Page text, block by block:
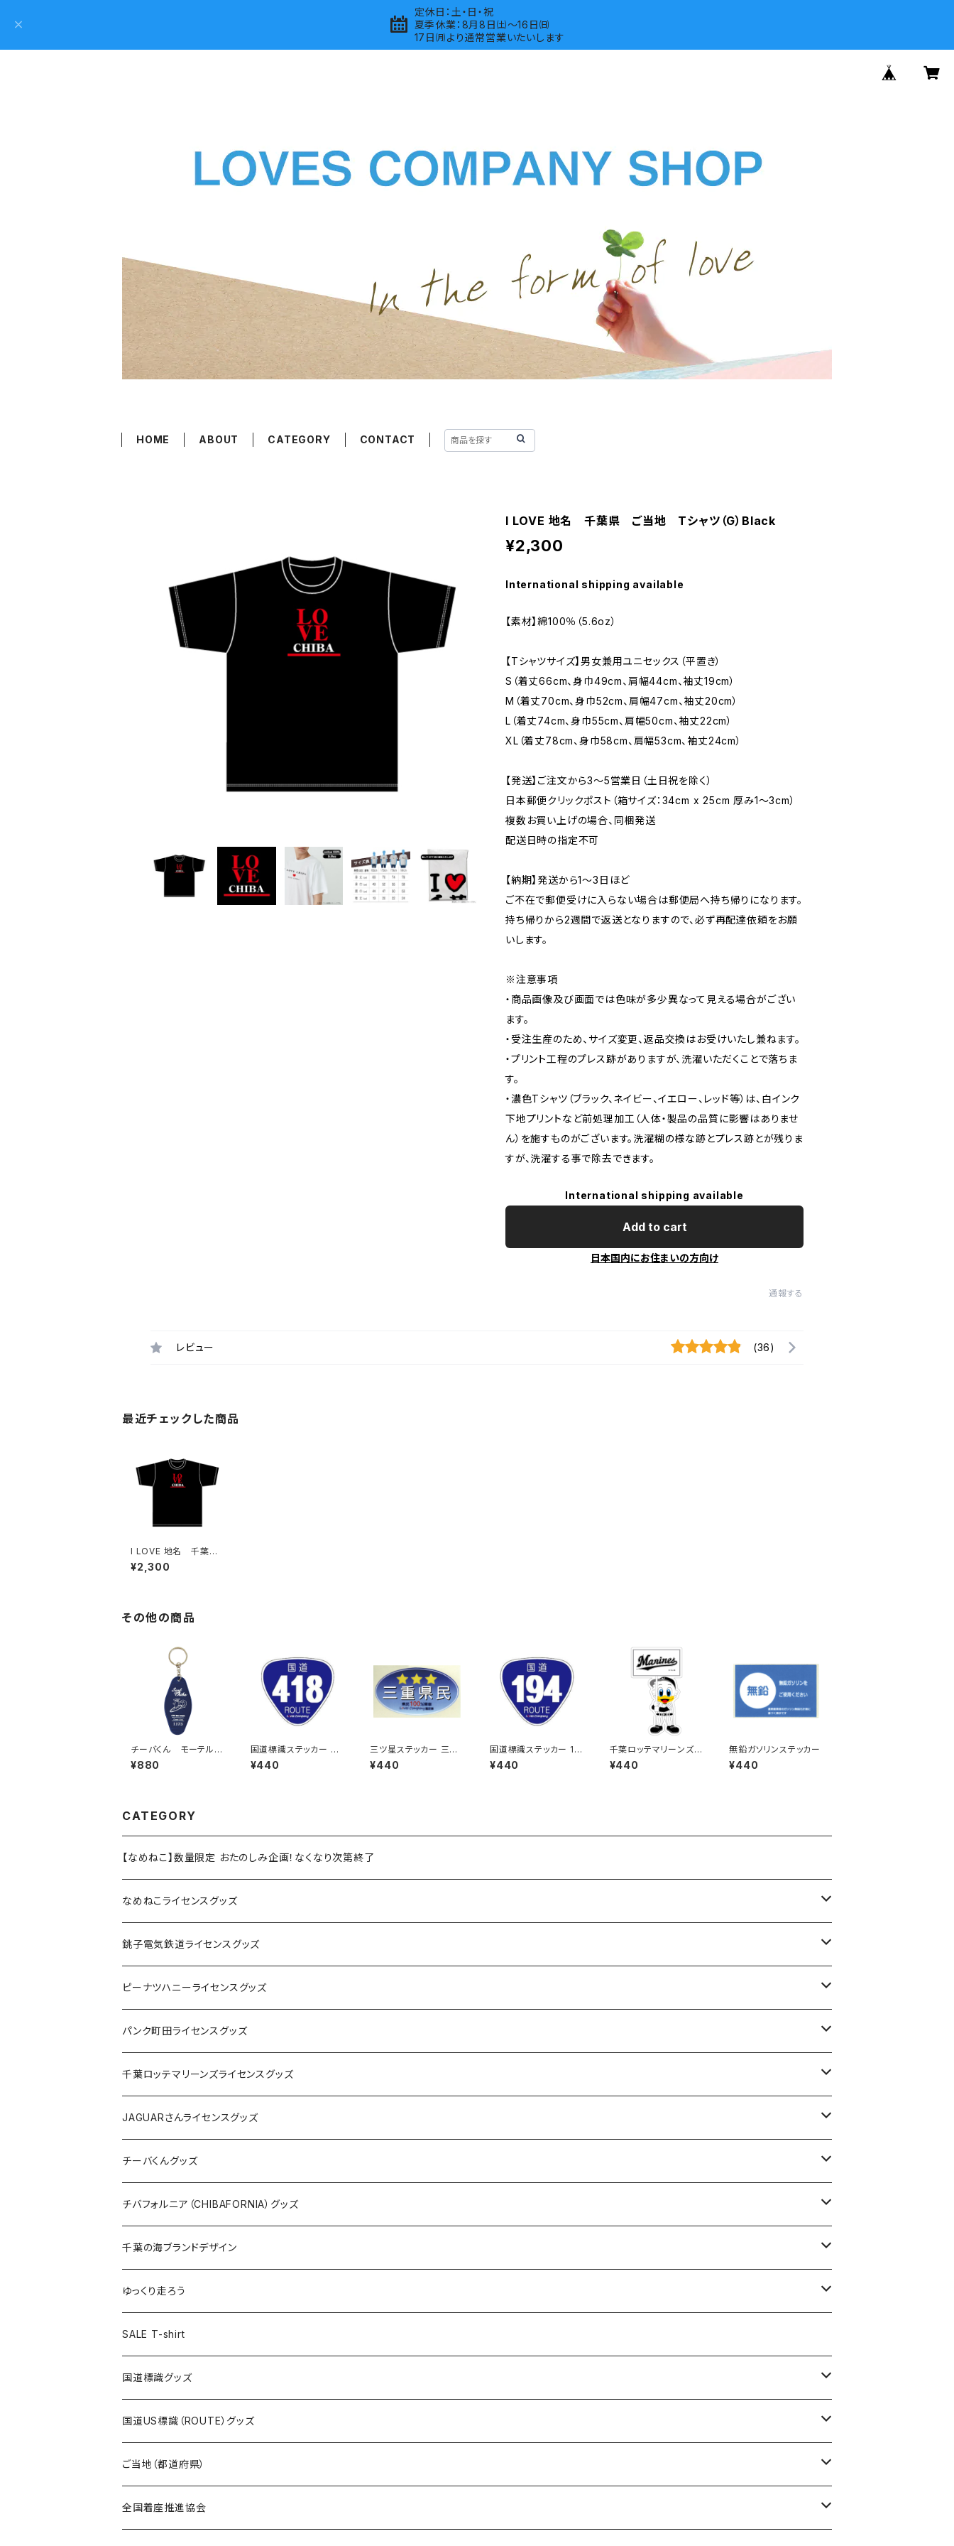
定休日：土・日・祝
夏季休業：8月8日㈯～16日㈰
17日㈪より通常営業いたいします
HOME ABOUT CATEGORY CONTACT
I LOVE 地名 千葉県 ご当地 Tシャツ（G）Black
¥2,300
International shipping available
【素材】綿100％（5.6oz）
【Tシャツサイズ】男女兼用ユニセックス（平置き）
S（着丈66cm、身巾49cm、肩幅44cm、袖丈19cm）
M（着丈70cm、身巾52cm、肩幅47cm、袖丈20cm）
L（着丈74cm、身巾55cm、肩幅50cm、袖丈22cm）
XL（着丈78cm、身巾58cm、肩幅53cm、袖丈24cm）
【発送】ご注文から3〜5営業日（土日祝を除く）
日本郵便クリックポスト（箱サイズ：34cm x 25cm 厚み1〜3cm）
複数お買い上げの場合、同梱発送
配送日時の指定不可
【納期】発送から1〜3日ほど
ご不在で郵便受けに入らない場合は郵便局へ持ち帰りになります。
持ち帰りから2週間で返送となりますので、必ず再配達依頼をお願
いします。
※注意事項
・商品画像及び画面では色味が多少異なって見える場合がござい
ます。
・受注生産のため、サイズ変更、返品交換はお受けいたし兼ねます。
・プリント工程のプレス跡がありますが、洗濯いただくことで落ちま
す。
・濃色Tシャツ（ブラック、ネイビー、イエロー、レッド等）は、白インク
下地プリントなど前処理加工（人体・製品の品質に影響はありませ
ん）を施すものがございます。洗濯糊の様な跡とプレス跡とが残りま
すが、洗濯する事で除去できます。
International shipping available
Add to cart
日本国内にお住まいの方向け
通報する
レビュー (36)
最近チェックした商品
I LOVE 地名 千葉
県 ご当地 Tシャツ
（G）Black
¥2,300
その他の商品
チーバくん モーテルキ
ーホルダー design3
¥880
国道標識ステッカー 41
8号線
¥440
三ツ星ステッカー 三重
県民(ブルー)
¥440
国道標識ステッカー 19
4号線
¥440
千葉ロッテマリーンズス
テッカー12
¥440
無鉛ガソリンステッカー
¥440
CATEGORY
【なめねこ】数量限定 おたのしみ企画！なくなり次第終了
なめねこライセンスグッズ
Tシャツ
キャップ
ステッカー
缶バッジ
ホテルキーホルダー
銚子電気鉄道ライセンスグッズ
ステッカー
缶バッジ
アクリルキーホルダー
ホテルキーホルダー
クリアファイル
Tシャツ
キャップ
トートバッグ
ランチバッグ
エコバッグ
ピーナツハニーライセンスグッズ
Tシャツ
キャップ
バッグ
ステッカー
缶バッジ
キーホルダー
クリアファイル
パンク町田ライセンスグッズ
Tシャツ
キャップ
バッグ
ステッカー
缶バッジ
キーホルダー
クリアファイル
千葉ロッテマリーンズライセンスグッズ
ステッカー
ステッカー
ステッカー大
缶バッジ
缶バッジ32mm
缶バッジ54mm
エコバッグ
JAGUARさんコラボグッズ
Tシャツ
ステッカー
サコッシュ
ホテルキーホルダー
モーテルキーホルダー
トートバッグ
JAGUARさんライセンスグッズ
Tシャツ
ステッカー
缶バッジ
クリアファイル
マスク
エコバッグ
千葉ロッテマリーンズコラボ
チーバくんグッズ
Tシャツ
キャップ
エコバッグ
ステッカー
モーテルキーホルダー
ホテルキーホルダー
トートバッグ
チバフォルニア（CHIBAFORNIA）グッズ
Tシャツ
キャップ
ステッカー
ホテルキーホルダー
千葉の海ブランドデザイン
Tシャツ
キャップ
ステッカー
ゆっくり走ろう
Tシャツ
ステッカー
ホテルキーホルダー
SALE T-shirt
国道標識グッズ
ステッカー
国道0～99号線
国道100～199号線
Tシャツ
キャップ
国道US標識（ROUTE）グッズ
ステッカー
ROUTE 0～99号線
Tシャツ
ご当地（都道府県）
北海道
全国着座推進協会